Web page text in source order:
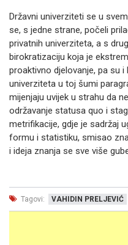
Državni univerziteti se u
se, s jedne strane, počeli
privatnih univerziteta, a s
birokratizaciju koja je
proaktivno djelovanje, pa su
univerziteta u toj šumi
mijenjaju uvijek u strahu da
održavanje statusa quo i
metrifikacije, gdje je sadržaj
formu i statistiku, smisao
i ideja znanja se sve više
Tagovi: VAHIDIN PRELJEVIĆ